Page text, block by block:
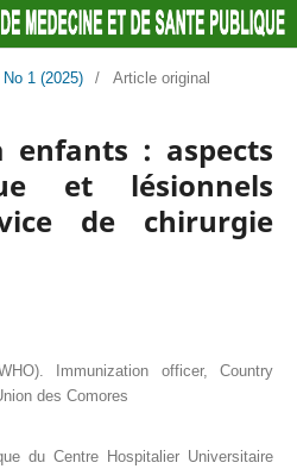
1 (2025) / Article original
enfants : aspects
et lésionnels
de chirurgie
Immunization officer, Country
des Comores
du Centre Hospitalier Universitaire